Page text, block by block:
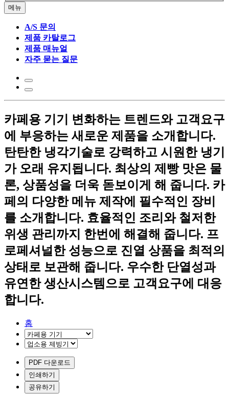
메뉴
A/S 문의
제품 카탈로그
제품 매뉴얼
자주 묻는 질문
카페용 기기
변화하는 트렌드와 고객요구
에 부응하는 새로운 제품을 소개합니다.
탄탄한 냉각기술로 강력하고 시원한 냉기
가 오래 유지됩니다. 최상의 제빵 맛은 물
론, 상품성을 더욱 돋보이게 해 줍니다. 카
페의 다양한 메뉴 제작에 필수적인 장비
를 소개합니다. 효율적인 조리와 철저한
위생 관리까지 한번에 해결해 줍니다. 프
로페셔널한 성능으로 진열 상품을 최적의
상태로 보관해 줍니다. 우수한 단열성과
유연한 생산시스템으로 고객요구에 대응
합니다.
홈
PDF 다운로드
인쇄하기
공유하기